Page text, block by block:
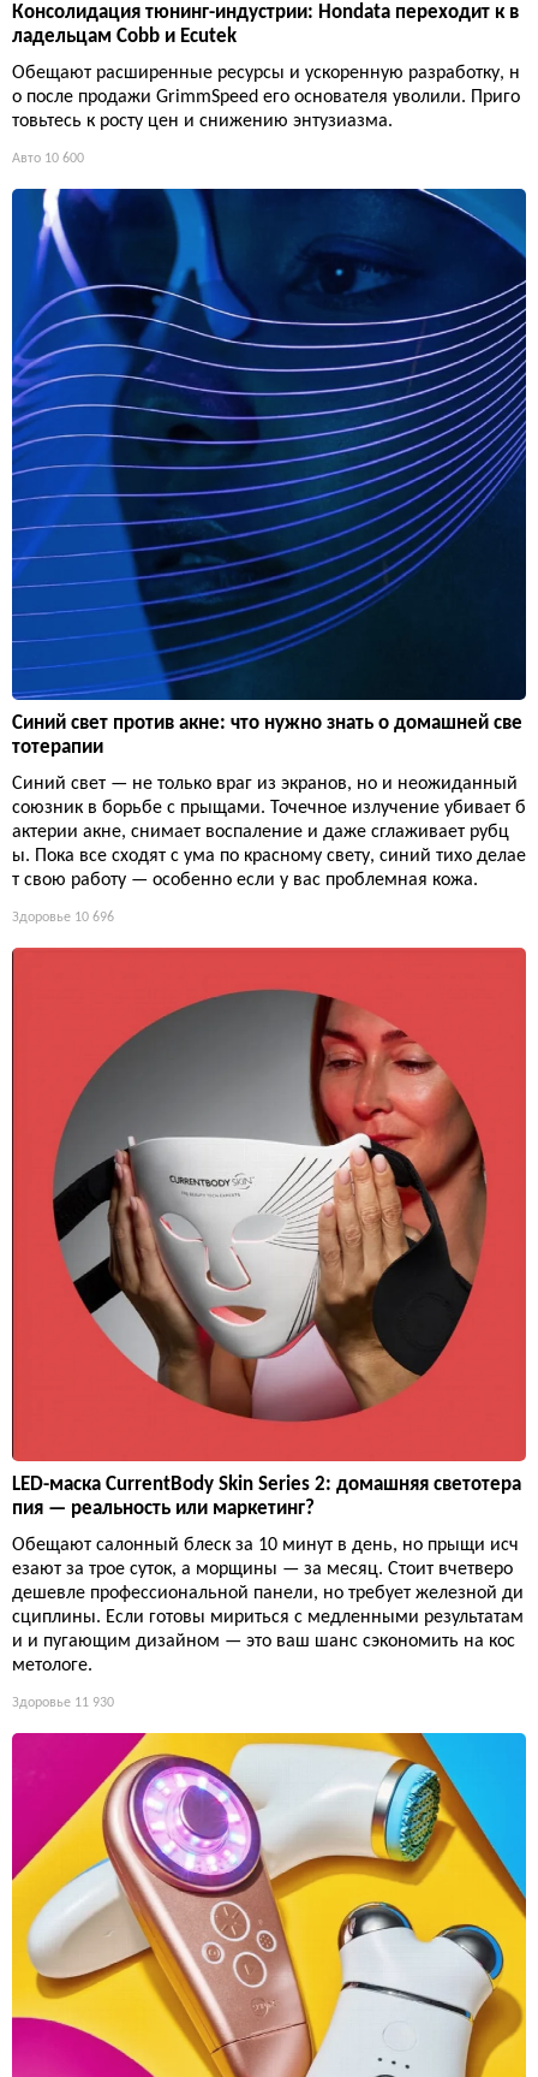
Консолидация тюнинг-индустрии: Hondata переходит к в
ладельцам Cobb и Ecutek
Обещают расширенные ресурсы и ускоренную разработку, н
о после продажи GrimmSpeed его основателя уволили. Приго
товьтесь к росту цен и снижению энтузиазма.
Авто 10 600
Синий свет против акне: что нужно знать о домашней све
тотерапии
Синий свет — не только враг из экранов, но и неожиданный
союзник в борьбе с прыщами. Точечное излучение убивает б
актерии акне, снимает воспаление и даже сглаживает рубц
ы. Пока все сходят с ума по красному свету, синий тихо делае
т свою работу — особенно если у вас проблемная кожа.
Здоровье 10 696
LED-маска CurrentBody Skin Series 2: домашняя светотера
пия — реальность или маркетинг?
Обещают салонный блеск за 10 минут в день, но прыщи исч
езают за трое суток, а морщины — за месяц. Стоит вчетверо
дешевле профессиональной панели, но требует железной ди
сциплины. Если готовы мириться с медленными результатам
и и пугающим дизайном — это ваш шанс сэкономить на кос
метологе.
Здоровье 11 930